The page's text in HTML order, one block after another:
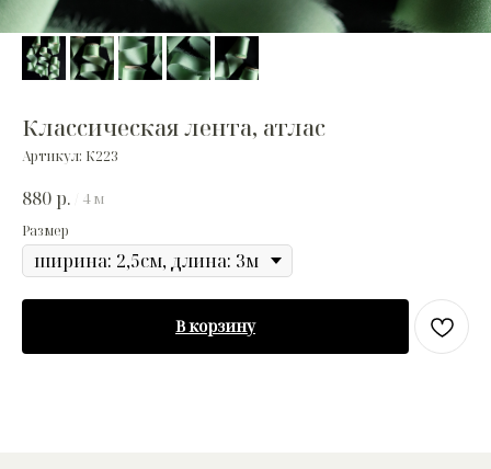
Классическая лента, атлас
Артикул: К223
880 р. 4 м
Размер
В корзину